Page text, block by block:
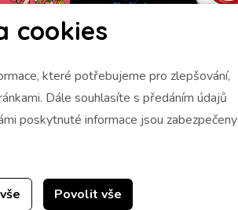
cookies
které potřebujeme pro zlepšování,
údajů
poskytnuté informace jsou zabezpečeny
Povolit vše